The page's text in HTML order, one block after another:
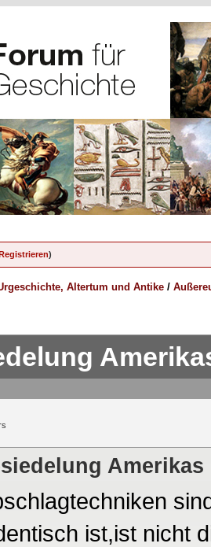
)
Altertum und Antike /
Amerikas
ist,ist nicht